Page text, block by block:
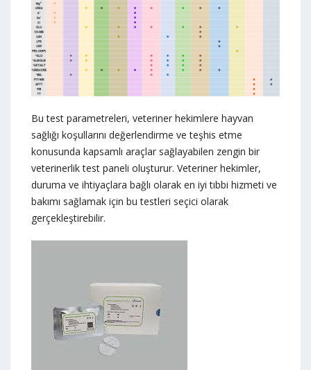
Bu test parametreleri, veteriner hekimlere hayvan
sağlığı koşullarını değerlendirme ve teşhis etme
konusunda kapsamlı araçlar sağlayabilen zengin bir
veterinerlik test paneli oluşturur. Veteriner hekimler,
duruma ve ihtiyaçlara bağlı olarak en iyi tıbbi hizmeti ve
bakımı sağlamak için bu testleri seçici olarak
gerçekleştirebilir.